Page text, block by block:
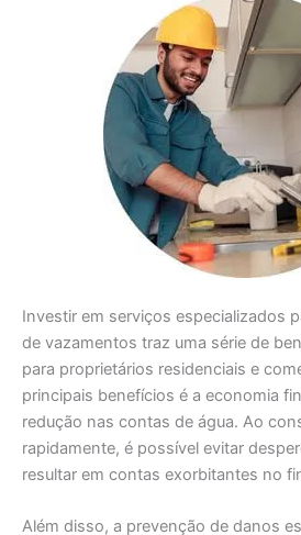
Investir em serviços especializados
de vazamentos traz uma série de
para proprietários residenciais e
principais benefícios é a economia
redução nas contas de água. Ao
rapidamente, é possível evitar
resultar em contas exorbitantes no
Além disso, a prevenção de danos